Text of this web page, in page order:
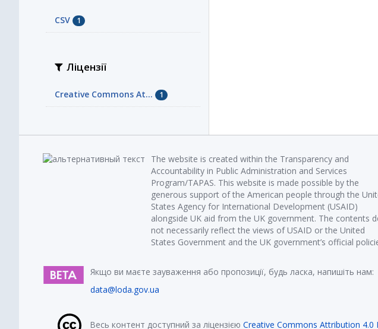
CSV 1
Ліцензії
Creative Commons At... 1
The website is created within the Transparency and
Accountability in Public Administration and Services
Program/TAPAS. This website is made possible by the
generous support of the American people through the
States Agency for International Development (USAID)
alongside UK aid from the UK government. The contents
not necessarily reflect the views of USAID or the United
States Government and the UK government’s official
Якщо ви маєте зауваження або пропозиції, будь ласка, напишіть нам:
data@loda.gov.ua
Весь контент доступний за ліцензією Creative Commons Attribution 4.0